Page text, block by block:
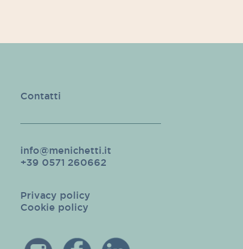
Contatti
info@menichetti.it
+39 0571 260662
Privacy policy
Cookie policy